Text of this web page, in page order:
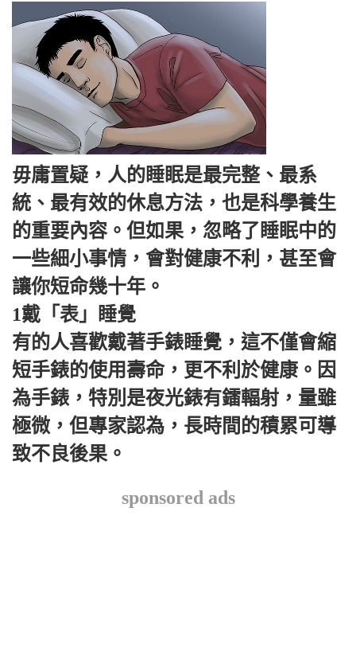
毋庸置疑，人的睡眠是最完整、最系
統、最有效的休息方法，也是科學養生
的重要內容。但如果，忽略了睡眠中的
一些細小事情，會對健康不利，甚至會
讓你短命幾十年。
1戴「表」睡覺
有的人喜歡戴著手錶睡覺，這不僅會縮
短手錶的使用壽命，更不利於健康。因
為手錶，特別是夜光錶有鐳輻射，量雖
極微，但專家認為，長時間的積累可導
致不良後果。
sponsored ads